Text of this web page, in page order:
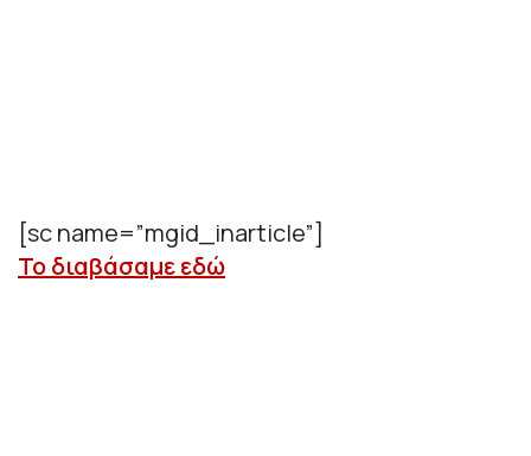
[sc name=”mgid_inarticle”]
Το διαβάσαμε εδώ